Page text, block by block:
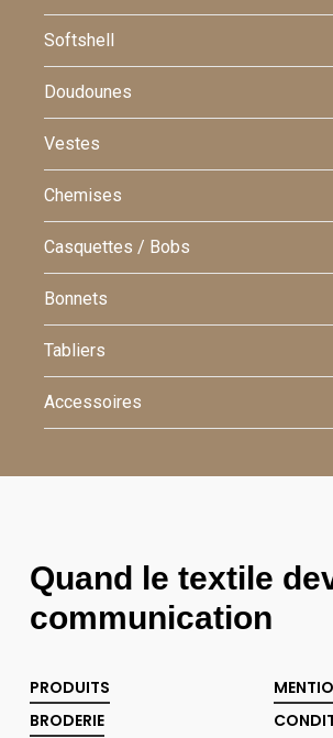
Softshell
Doudounes
Vestes
Chemises
Casquettes / Bobs
Bonnets
Tabliers
Accessoires
Quand le textile
communication
PRODUITS
BRODERIE